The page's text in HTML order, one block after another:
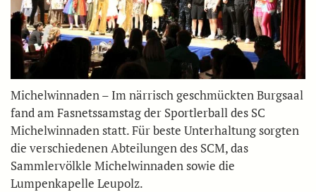
Michelwinnaden – Im närrisch geschmückten Burgsaal
fand am Fasnetssamstag der Sportlerball des SC
Michelwinnaden statt. Für beste Unterhaltung sorgten
die verschiedenen Abteilungen des SCM, das
Sammlervölkle Michelwinnaden sowie die
Lumpenkapelle Leupolz.